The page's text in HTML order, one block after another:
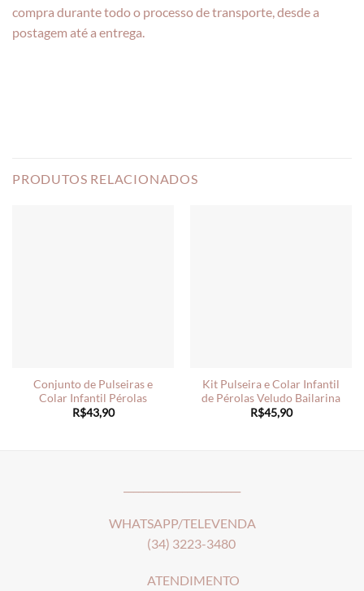
compra durante todo o processo de transporte, desde a
postagem até a entrega.
PRODUTOS RELACIONADOS
Conjunto de Pulseiras e
Colar Infantil Pérolas
R$43,90
Kit Pulseira e Colar Infantil
de Pérolas Veludo Bailarina
R$45,90
WHATSAPP/TELEVENDA
(34) 3223-3480
ATENDIMENTO